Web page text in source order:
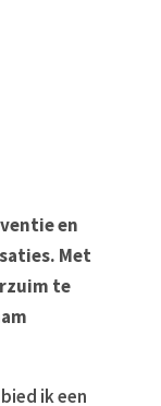
en
Met
te
ik een